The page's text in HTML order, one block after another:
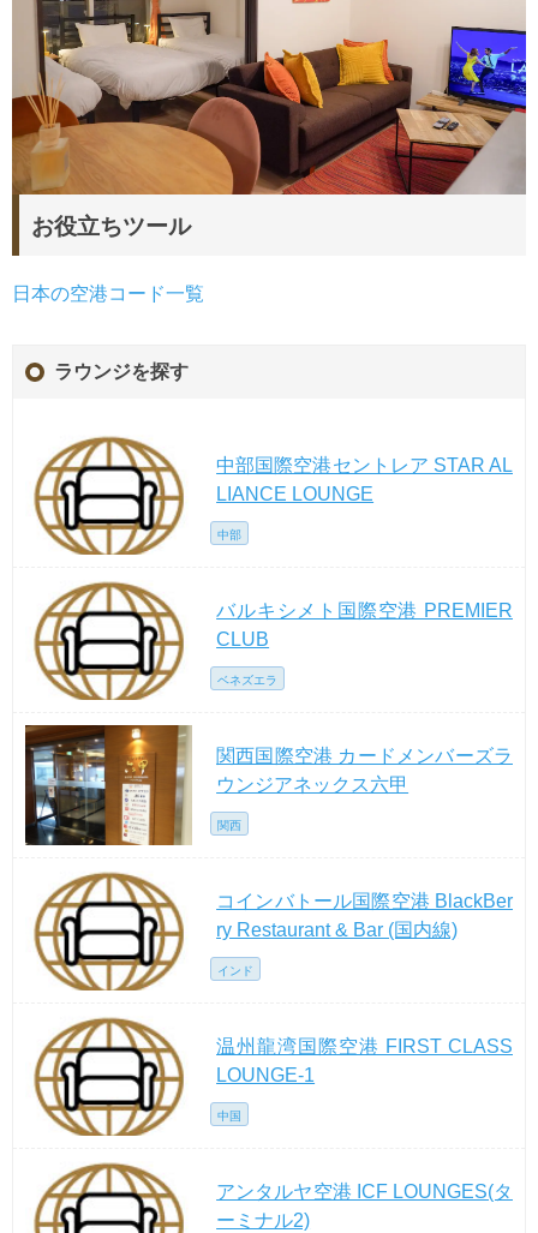
お役立ちツール
日本の空港コード一覧
ラウンジを探す
中部国際空港セントレア STAR AL
LIANCE LOUNGE
中部
バルキシメト国際空港 PREMIER
CLUB
ベネズエラ
関西国際空港 カードメンバーズラ
ウンジアネックス六甲
関西
コインバトール国際空港 BlackBer
ry Restaurant & Bar (国内線)
インド
温州龍湾国際空港 FIRST CLASS
LOUNGE-1
中国
アンタルヤ空港 ICF LOUNGES(タ
ーミナル2)